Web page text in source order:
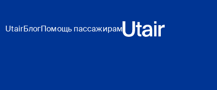
UtairБлогПомощь пассажирам